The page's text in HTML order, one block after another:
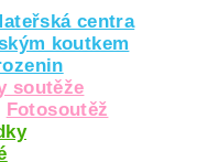
centra
koutkem
soutěže
Fotosoutěž